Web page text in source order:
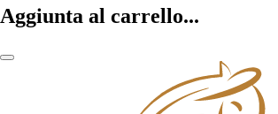
Aggiunta al carrello...